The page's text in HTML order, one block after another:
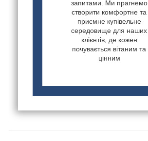
запитами. Ми прагнемо
створити комфортне та
приємне купівельне
середовище для наших
клієнтів, де кожен
почувається вітаним та
цінним